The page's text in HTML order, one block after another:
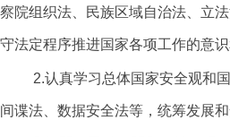
察院组织法、民族区域自治法、立
守法定程序推进国家各项工作的意识
2.认真学习总体国家安全观和
间谍法、数据安全法等，统筹发展